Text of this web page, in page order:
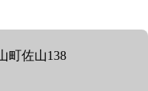
町佐山138